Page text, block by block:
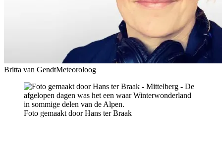
Britta van GendtMeteoroloog
Foto gemaakt door Hans ter Braak